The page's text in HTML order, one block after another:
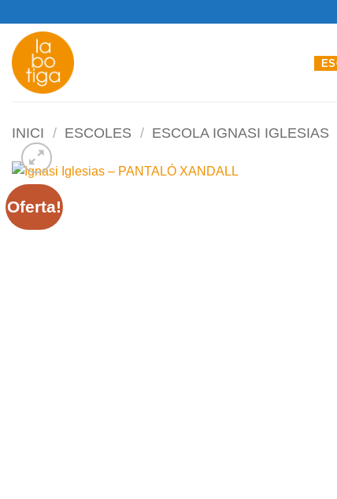
content
INICI / ESCOLES / ESCOLA IGNASI IGLESIAS
Oferta!